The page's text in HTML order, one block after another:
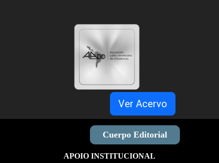
APOIO INSTITUCIONAL
Ver Acervo
Cuerpo Editorial